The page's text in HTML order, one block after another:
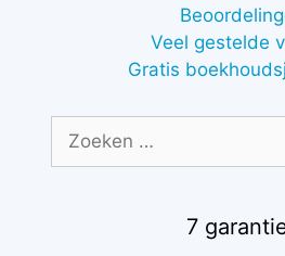
Veel gestelde
Gratis
naar:
7